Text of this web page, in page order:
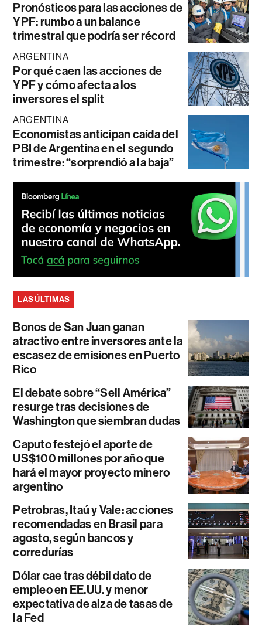
Pronósticos para las acciones de
YPF: rumbo a un balance
trimestral que podría ser récord
ARGENTINA
Por qué caen las acciones de
YPF y cómo afecta a los
inversores el split
ARGENTINA
Economistas anticipan caída del
PBI de Argentina en el segundo
trimestre: “sorprendió a la baja”
LAS ÚLTIMAS
Bonos de San Juan ganan
atractivo entre inversores ante la
escasez de emisiones en Puerto
Rico
El debate sobre “Sell América”
resurge tras decisiones de
Washington que siembran dudas
Caputo festejó el aporte de
US$100 millones por año que
hará el mayor proyecto minero
argentino
Petrobras, Itaú y Vale: acciones
recomendadas en Brasil para
agosto, según bancos y
corredurías
Dólar cae tras débil dato de
empleo en EE.UU. y menor
expectativa de alza de tasas de
la Fed